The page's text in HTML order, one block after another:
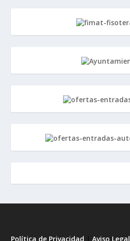
Política de Privacidad |Aviso Legal